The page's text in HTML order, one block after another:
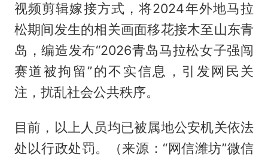
视频剪辑嫁接方式，将2024年外地马拉
松期间发生的相关画面移花接木至山东青
岛，编造发布“2026青岛马拉松女子强闯
赛道被拘留”的不实信息，引发网民关
注，扰乱社会公共秩序。
目前，以上人员均已被属地公安机关依法
处以行政处罚。（来源：“网信潍坊”微信